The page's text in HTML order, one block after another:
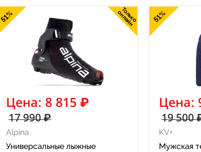
51% Только
онлайн
Цена: 8 815 ₽
17 990 ₽
Alpina
Универсальные лыжные
51%
Цена:
19 500
KV+
Мужская